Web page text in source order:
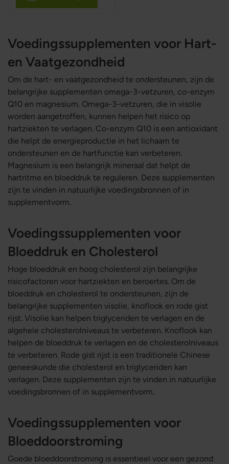
Voedingssupplementen voor Hart-
en Vaatgezondheid
Om de hart- en vaatgezondheid te ondersteunen, zijn de
belangrijke supplementen omega-3-vetzuren, co-enzym
Q10 en magnesium. Omega-3-vetzuren, die in visolie
worden aangetroffen, kunnen helpen het risico op
hartziekten te verlagen. Co-enzym Q10 is een antioxidant
die helpt de energieproductie in het lichaam te
ondersteunen en de hartfunctie kan verbeteren.
Magnesium is een belangrijk mineraal dat helpt de
hartritme en bloeddruk te reguleren. Deze supplementen
zijn te vinden in natuurlijke voedingsbronnen of in
supplementvorm.
Voedingssupplementen voor
Bloeddruk en Cholesterol
Hoge bloeddruk en hoog cholesterol zijn belangrijke
risicofactoren voor hartziekten en beroertes. Om de
bloeddruk en cholesterol te ondersteunen, zijn de
belangrijke supplementen visolie, knoflook en rode gist
rijst. Visolie kan helpen triglyceriden te verlagen en de
algehele cholesterolniveaus te verbeteren. Knoflook kan
helpen de bloeddruk te verlagen en de cholesterolniveaus
te verbeteren. Rode gist rijst is een traditionele Chinese
geneeskunde die cholesterol en triglyceriden kan
verlagen. Deze supplementen zijn te vinden in natuurlijke
voedingsbronnen of in supplementvorm.
Voedingssupplementen voor
Bloeddoorstroming
Goede bloeddoorstroming is essentieel voor een gezond